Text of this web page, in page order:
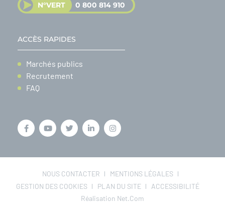
N°VERT 0 800 814 910
ACCÈS RAPIDES
Marchés publics
Recrutement
FAQ
NOUS CONTACTER
MENTIONS LÉGALES
GESTION DES COOKIES
PLAN DU SITE
ACCESSIBILITÉ
Réalisation Net.Com